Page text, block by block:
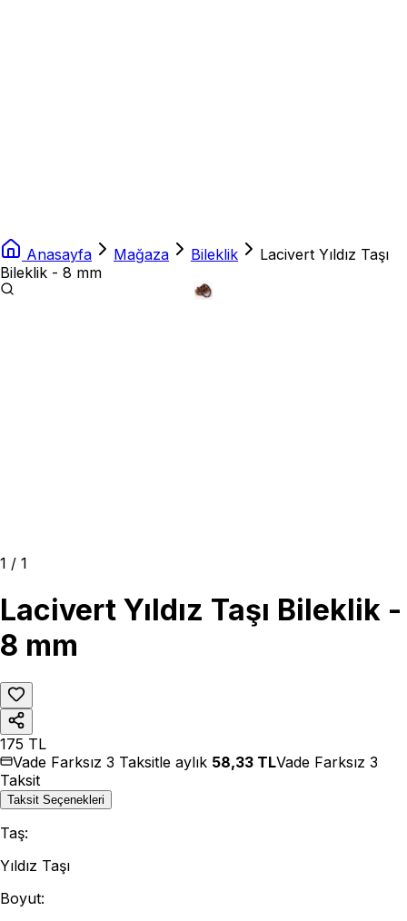
Anasayfa Mağaza Bileklik
Lacivert Yıldız Taşı
Bileklik - 8 mm
1 / 1
Lacivert Yıldız Taşı Bileklik -
8 mm
175 TL
Vade Farksız 3 Taksitle aylık 58,33 TLVade Farksız 3
Taksit
Taksit Seçenekleri
Taş:
Yıldız Taşı
Boyut: